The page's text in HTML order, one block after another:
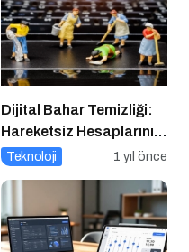
Dijital Bahar Temizliği:
Hareketsiz Hesaplarınızı
Temizlemenin Zamanı
Teknoloji 1 yıl önce